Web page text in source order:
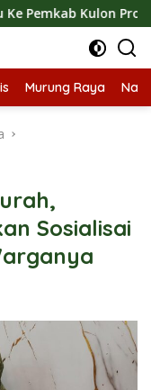
Progo
Murung Raya
Sosialisai